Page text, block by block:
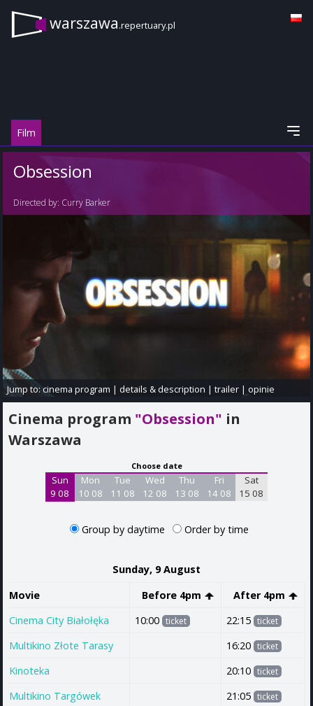
warszawa.repertuary.pl
Film
Obsession
Directed by: Curry Barker
Jump to:cinema program |details & description |trailer |opinie
Cinema program "Obsession" in
Warszawa
Choose date
Sun
9 08
Mon
10 08
Tue
11 08
Wed
12 08
Thu
13 08
Fri
14 08
Sat
15 08
Group by daytime Order by time
Sunday, 9 August
Movie
Before 4pm
After 4pm
Cinema City Białołęka
10:00 ticket 22:15 ticket
Multikino Złote Tarasy 16:20 ticket
Kinoteka 20:10 ticket
Multikino Targówek 21:05 ticket